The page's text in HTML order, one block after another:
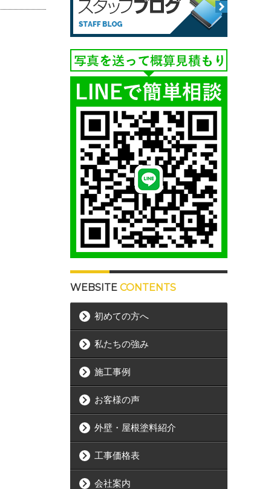
WEBSITE CONTENTS
初めての方へ
私たちの強み
施工事例
お客様の声
外壁・屋根塗料紹介
工事価格表
会社案内